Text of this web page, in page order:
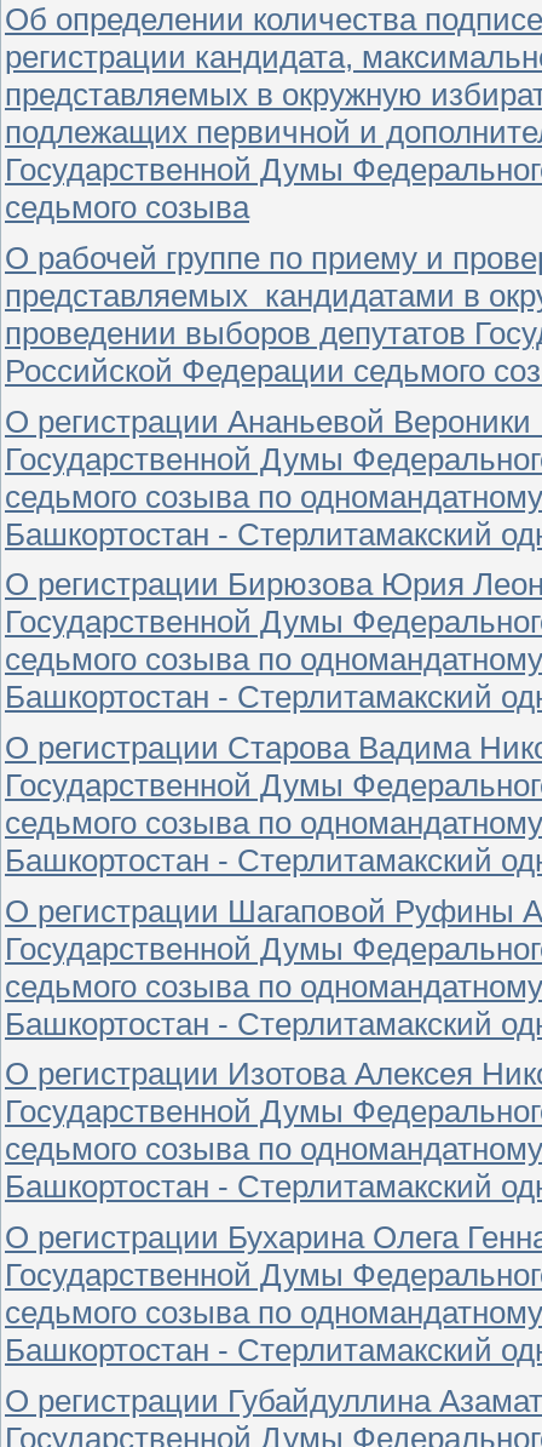
Об определении количества
регистрации кандидата,
представляемых в окружную
подлежащих первичной и
Государственной Думы
седьмого созыва
О рабочей группе по приему и
представляемых кандидатами в
проведении выборов депутатов
Российской Федерации седьмого
О регистрации Ананьевой
Государственной Думы
седьмого созыва по
Башкортостан - Стерлитамакский
О регистрации Бирюзова Юрия
Государственной Думы
седьмого созыва по
Башкортостан - Стерлитамакский
О регистрации Старова Вадима
Государственной Думы
седьмого созыва по
Башкортостан - Стерлитамакский
О регистрации Шагаповой Руфины
Государственной Думы
седьмого созыва по
Башкортостан - Стерлитамакский
О регистрации Изотова Алексея
Государственной Думы
седьмого созыва по
Башкортостан - Стерлитамакский
О регистрации Бухарина Олега
Государственной Думы
седьмого созыва по
Башкортостан - Стерлитамакский
О регистрации Губайдуллина
Государственной Думы